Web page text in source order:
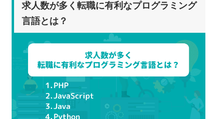
求人数が多く転職に有利なプログラミング
言語とは？